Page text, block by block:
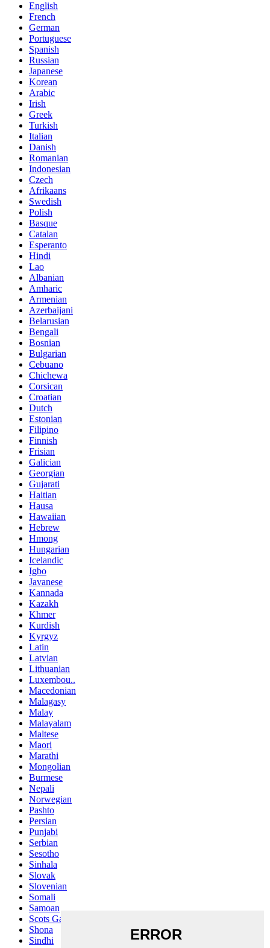
English
French
German
Portuguese
Spanish
Russian
Japanese
Korean
Arabic
Irish
Greek
Turkish
Italian
Danish
Romanian
Indonesian
Czech
Afrikaans
Swedish
Polish
Basque
Catalan
Esperanto
Hindi
Lao
Albanian
Amharic
Armenian
Azerbaijani
Belarusian
Bengali
Bosnian
Bulgarian
Cebuano
Chichewa
Corsican
Croatian
Dutch
Estonian
Filipino
Finnish
Frisian
Galician
Georgian
Gujarati
Haitian
Hausa
Hawaiian
Hebrew
Hmong
Hungarian
Icelandic
Igbo
Javanese
Kannada
Kazakh
Khmer
Kurdish
Kyrgyz
Latin
Latvian
Lithuanian
Luxembou..
Macedonian
Malagasy
Malay
Malayalam
Maltese
Maori
Marathi
Mongolian
Burmese
Nepali
Norwegian
Pashto
Persian
Punjabi
Serbian
Sesotho
Sinhala
Slovak
Slovenian
Somali
Samoan
Scots Gaelic
Shona
Sindhi